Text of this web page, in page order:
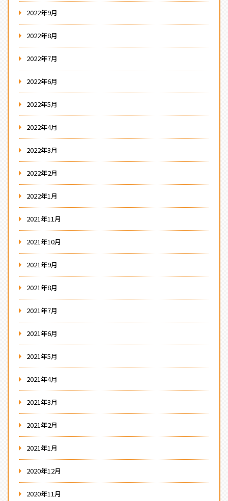
2022年9月
2022年8月
2022年7月
2022年6月
2022年5月
2022年4月
2022年3月
2022年2月
2022年1月
2021年11月
2021年10月
2021年9月
2021年8月
2021年7月
2021年6月
2021年5月
2021年4月
2021年3月
2021年2月
2021年1月
2020年12月
2020年11月